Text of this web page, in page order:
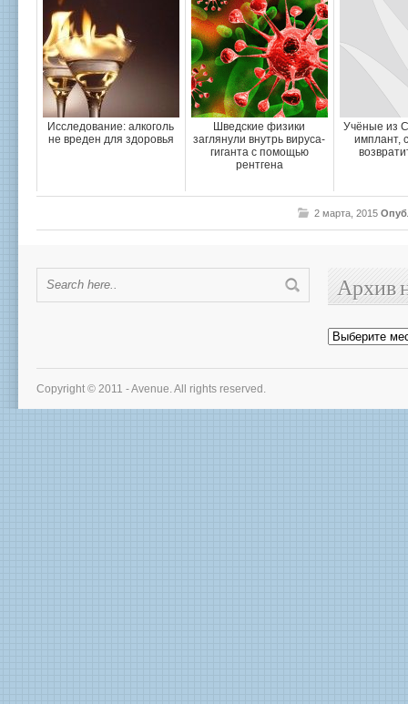
Исследование: алкоголь
не вреден для здоровья
Шведские физики
заглянули внутрь вируса-
гиганта с помощью
рентгена
Учёные из
имплант,
2 марта, 2015
Архив
Архив
новостей
Copyright © 2011 - Avenue. All rights reserved.